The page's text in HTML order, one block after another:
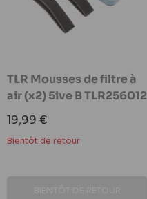
TLR Mousses de filtre à
air (x2) 5ive B TLR256012
Prix
réduit
19,99 €
Bientôt de retour